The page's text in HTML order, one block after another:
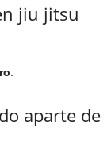
jiu jitsu
aparte de